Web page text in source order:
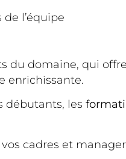
l’équipe
du domaine, qui
enrichissante.
débutants, les
cadres et